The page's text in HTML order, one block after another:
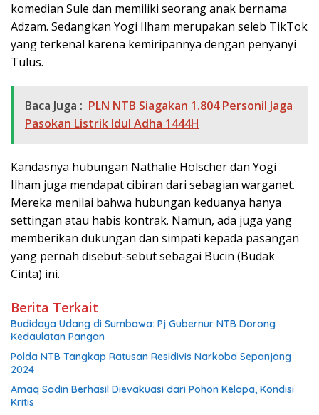
komedian Sule dan memiliki seorang anak bernama
Adzam. Sedangkan Yogi Ilham merupakan seleb TikTok
yang terkenal karena kemiripannya dengan penyanyi
Tulus.
Baca Juga : PLN NTB Siagakan 1.804 Personil Jaga
Pasokan Listrik Idul Adha 1444H
Kandasnya hubungan Nathalie Holscher dan Yogi
Ilham juga mendapat cibiran dari sebagian warganet.
Mereka menilai bahwa hubungan keduanya hanya
settingan atau habis kontrak. Namun, ada juga yang
memberikan dukungan dan simpati kepada pasangan
yang pernah disebut-sebut sebagai Bucin (Budak
Cinta) ini.
Berita Terkait
Budidaya Udang di Sumbawa: Pj Gubernur NTB Dorong
Kedaulatan Pangan
Polda NTB Tangkap Ratusan Residivis Narkoba Sepanjang
2024
Amaq Sadin Berhasil Dievakuasi dari Pohon Kelapa, Kondisi
Kritis